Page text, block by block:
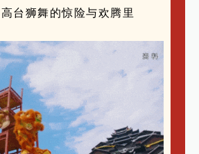
台狮舞的惊险与欢腾里